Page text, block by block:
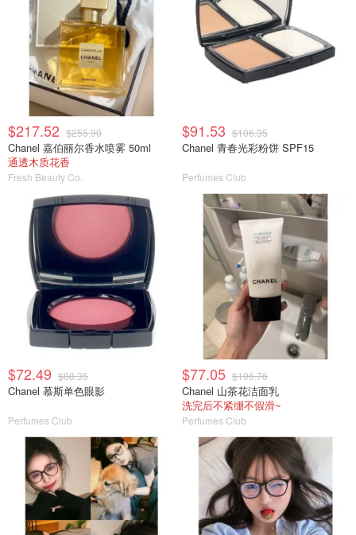
$217.52 $255.90
Chanel 嘉伯丽尔香水喷雾 50ml
通透木质花香
Fresh Beauty Co.
$91.53 $106.35
Chanel 青春光彩粉饼 SPF15
Perfumes Club
$72.49 $88.35
Chanel 慕斯单色眼影
Perfumes Club
$77.05 $106.76
Chanel 山茶花洁面乳
洗完后不紧绷不假滑~
Perfumes Club